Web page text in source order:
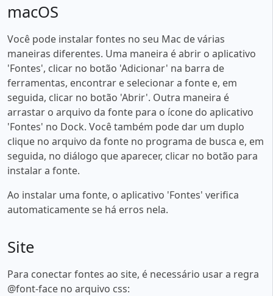
macOS
Você pode instalar fontes no seu Mac de várias
maneiras diferentes. Uma maneira é abrir o aplicativo
'Fontes', clicar no botão 'Adicionar' na barra de
ferramentas, encontrar e selecionar a fonte e, em
seguida, clicar no botão 'Abrir'. Outra maneira é
arrastar o arquivo da fonte para o ícone do aplicativo
'Fontes' no Dock. Você também pode dar um duplo
clique no arquivo da fonte no programa de busca e, em
seguida, no diálogo que aparecer, clicar no botão para
instalar a fonte.
Ao instalar uma fonte, o aplicativo 'Fontes' verifica
automaticamente se há erros nela.
Site
Para conectar fontes ao site, é necessário usar a regra
@font-face no arquivo css: